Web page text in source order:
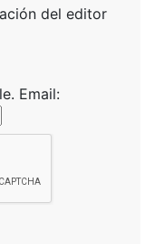
del editor
Email: